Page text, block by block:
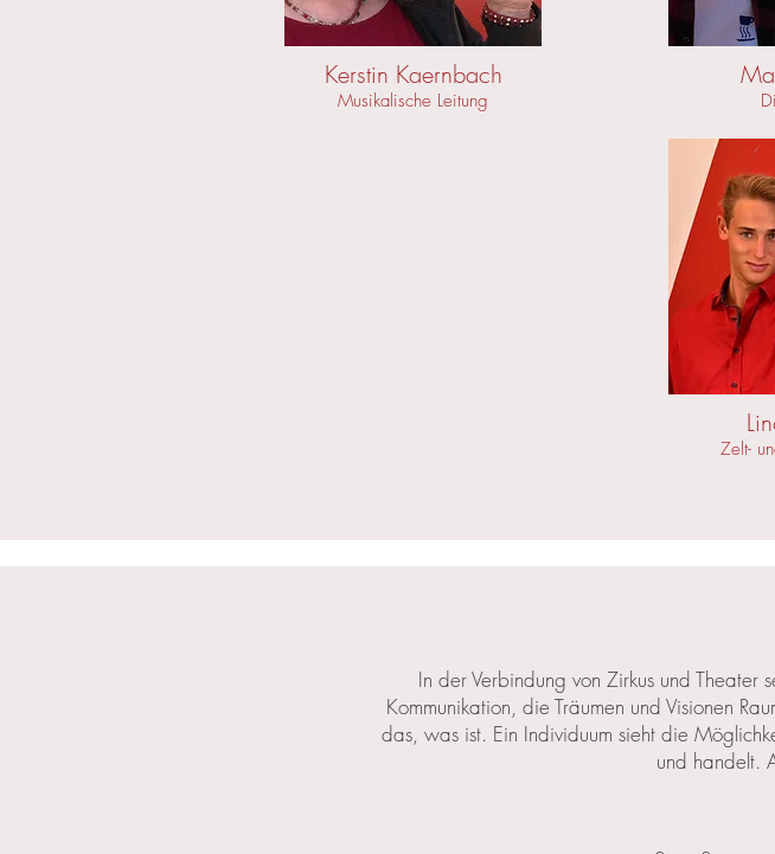
Kerstin Kaernbach
Musikalische Leitung
Zelt-
In der Verbindung von Zirkus und Theater
Kommunikation, die Träumen und Visionen
das, was ist. Ein Individuum sieht die
und handelt.